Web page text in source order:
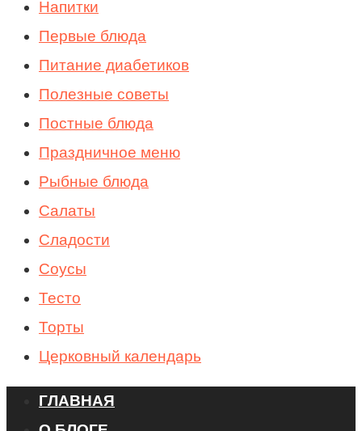
Напитки
Первые блюда
Питание диабетиков
Полезные советы
Постные блюда
Праздничное меню
Рыбные блюда
Салаты
Сладости
Соусы
Тесто
Торты
Церковный календарь
ГЛАВНАЯ